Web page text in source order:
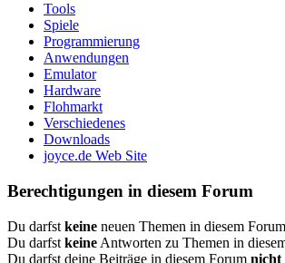
Tools
Spiele
Programmierung
Anwendungen
Emulator
Hardware
Flohmarkt
Verschiedenes
Downloads
joyce.de Web Site
Berechtigungen in diesem Forum
Du darfst keine neuen Themen in diesem
Du darfst keine Antworten zu Themen in
Du darfst deine Beiträge in diesem Forum nicht